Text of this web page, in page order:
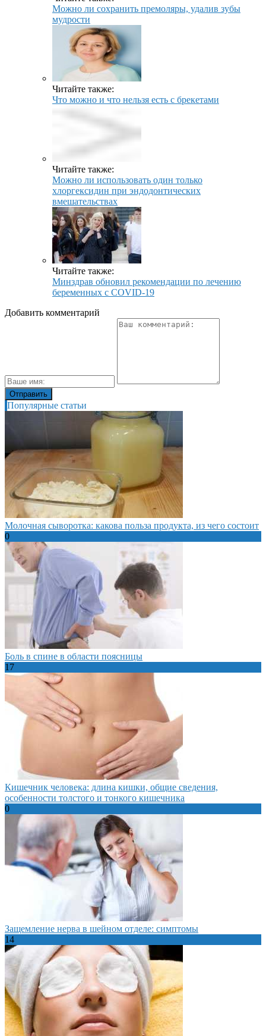
Можно ли сохранить премоляры, удалив зубы
мудрости
Читайте также:
Что можно и что нельзя есть с брекетами
Читайте также:
Можно ли использовать один только
хлоргексидин при эндодонтических
вмешательствах
Читайте также:
Минздрав обновил рекомендации по лечению
беременных с COVID-19
Добавить комментарий
Популярные статьи
Молочная сыворотка: какова польза продукта, из чего состоит
0
Боль в спине в области поясницы
17
Кишечник человека: длина кишки, общие сведения,
особенности толстого и тонкого кишечника
0
Защемление нерва в шейном отделе: симптомы
14